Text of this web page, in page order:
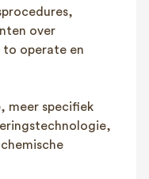
over
operate en
meer specifiek